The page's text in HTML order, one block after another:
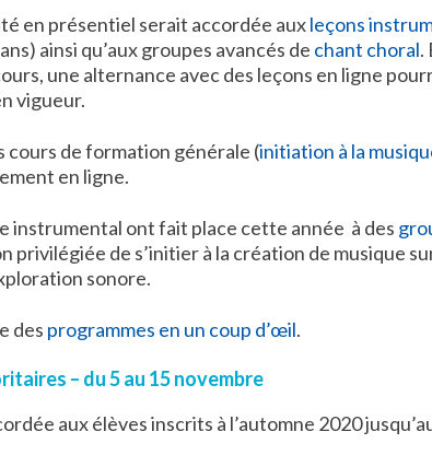
en présentiel serait accordée auxleçons
ainsi qu’aux groupes avancés de chant choral.
une alternance avec des leçons en ligne
vigueur.
cours de formation générale (initiation à la
en ligne.
instrumental ont fait place cette année à des
privilégiée de s’initier à la création de musique
sonore.
des programmes en un coup d’œil.
– du 5 au 15 novembre
aux élèves inscrits à l’automne 2020